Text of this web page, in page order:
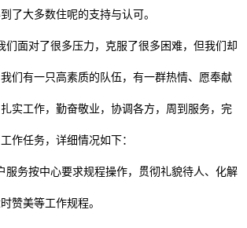
了大多数住呢的支持与认可。
面对了很多压力，克服了很多困难，但我们却
们有一只高素质的队伍，有一群热情、愿奉献
实工作，勤奋敬业，协调各方，周到服务，完
作任务，详细情况如下：
务按中心要求规程操作，贯彻礼貌待人、化解
赞美等工作规程。